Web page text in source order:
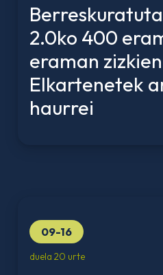
2.0ko 400
eraman zizkien
Elkartenetek
haurrei
09-16
duela 20 urte